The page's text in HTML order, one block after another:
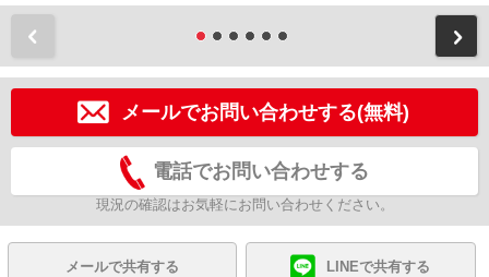
メールでお問い合わせする(無料)
電話でお問い合わせする
現況の確認はお気軽にお問い合わせください。
メールで共有する LINEで共有する